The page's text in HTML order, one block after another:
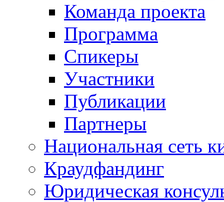
Команда проекта
Программа
Спикеры
Участники
Публикации
Партнеры
Национальная сеть
Краудфандинг
Юридическая